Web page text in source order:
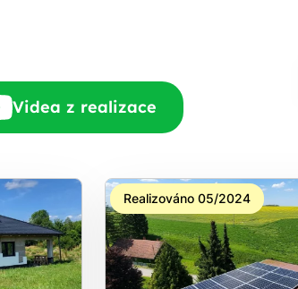
Videa z realizace
Realizováno 05/2024